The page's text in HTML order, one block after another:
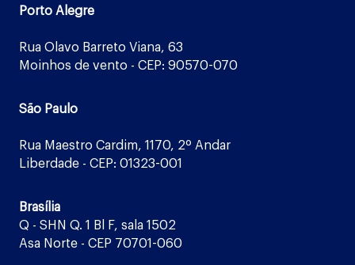
Porto Alegre
Rua Olavo Barreto Viana, 63
Moinhos de vento - CEP: 90570-070
São Paulo
Rua Maestro Cardim, 1170, 2º Andar
Liberdade - CEP: 01323-001
Brasília
Q - SHN Q. 1 Bl F, sala 1502
Asa Norte - CEP 70701-060